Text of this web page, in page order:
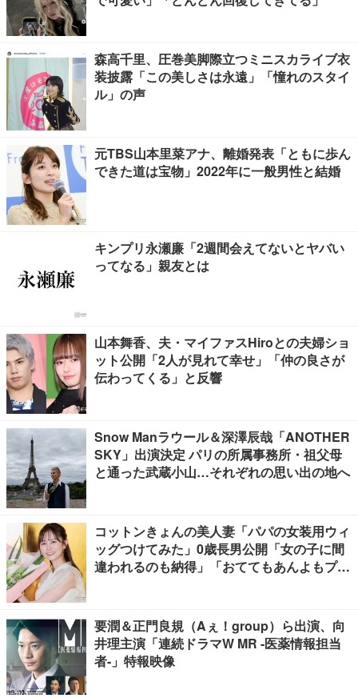
森高千里、圧巻美脚際立つミニスカライブ衣
装披露「この美しさは永遠」「憧れのスタイ
ル」の声
元TBS山本里菜アナ、離婚発表「ともに歩ん
できた道は宝物」2022年に一般男性と結婚
キンプリ永瀬廉「2週間会えてないとヤバい
ってなる」親友とは
山本舞香、夫・マイファスHiroとの夫婦ショ
ット公開「2人が見れて幸せ」「仲の良さが
伝わってくる」と反響
Snow Manラウール＆深澤辰哉「ANOTHER
SKY」出演決定 パリの所属事務所・祖父母
と通った武蔵小山…それぞれの思い出の地へ
コットンきょんの美人妻「パパの女装用ウィ
ッグつけてみた」0歳長男公開「女の子に間
違われるのも納得」「おててもあんよもプリ
要潤＆正門良規（Aぇ！group）ら出演、向
井理主演「連続ドラマW MR -医薬情報担当
者-」特報映像